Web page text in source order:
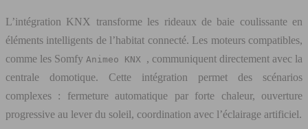
L’intégration KNX transforme les rideaux de baie coulissante en
éléments intelligents de l’habitat connecté. Les moteurs compatibles,
comme les Somfy Animeo KNX , communiquent directement avec la
centrale domotique. Cette intégration permet des scénarios
complexes : fermeture automatique par forte chaleur, ouverture
progressive au lever du soleil, coordination avec l’éclairage artificiel.